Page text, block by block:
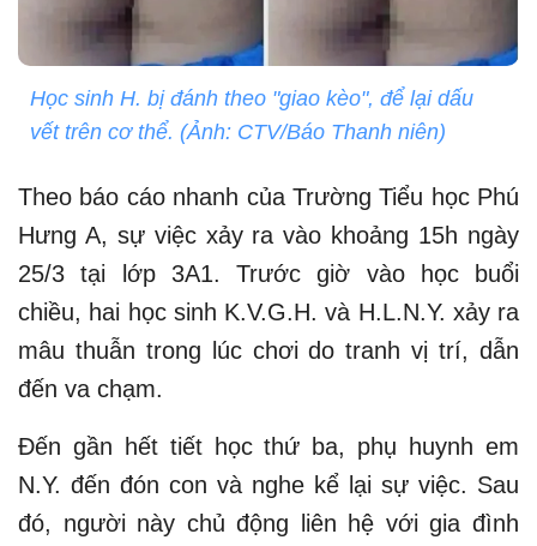
Học sinh H. bị đánh theo "giao kèo", để lại dấu
vết trên cơ thể. (Ảnh: CTV/Báo Thanh niên)
Theo báo cáo nhanh của Trường Tiểu học Phú
Hưng A, sự việc xảy ra vào khoảng 15h ngày
25/3 tại lớp 3A1. Trước giờ vào học buổi
chiều, hai học sinh K.V.G.H. và H.L.N.Y. xảy ra
mâu thuẫn trong lúc chơi do tranh vị trí, dẫn
đến va chạm.
Đến gần hết tiết học thứ ba, phụ huynh em
N.Y. đến đón con và nghe kể lại sự việc. Sau
đó, người này chủ động liên hệ với gia đình